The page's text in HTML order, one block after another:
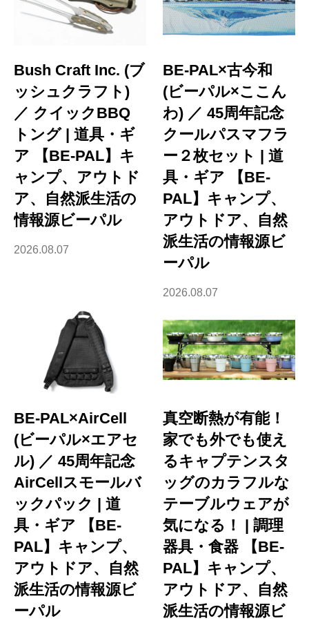
Bush Craft Inc. (ブ
ッシュクラフト)
／ クイックBBQ
トング | 道具・ギ
ア 【BE-PAL】キ
ャンプ、アウトド
ア、自然派生活の
情報源ビーパル
2026.08.07
BE-PAL×古今和
(ビーパル×ここん
わ) ／ 45周年記念
クールパスマフラ
ー２枚セット | 道
具・ギア 【BE-
PAL】キャンプ、
アウトドア、自然
派生活の情報源ビ
ーパル
2026.08.07
BE-PAL×AirCell
(ビーパル×エアセ
ル) ／ 45周年記念
AirCellスモールバ
ックパック | 道
具・ギア 【BE-
PAL】キャンプ、
アウトドア、自然
派生活の情報源ビ
ーパル
真空断熱が有能！
家でも外でも使え
るキャプテンスタ
ッグのカラフルな
テーブルウェアが
気になる！ | 調理
器具・食器 【BE-
PAL】キャンプ、
アウトドア、自然
派生活の情報源ビ